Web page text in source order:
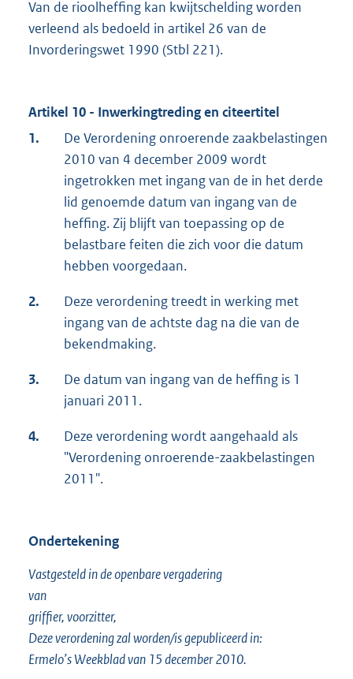
Van de rioolheffing kan kwijtschelding worden
verleend als bedoeld in artikel 26 van de
Invorderingswet 1990 (Stbl 221).
Artikel 10 - Inwerkingtreding en citeertitel
1.
De Verordening onroerende zaakbelastingen
2010 van 4 december 2009 wordt
ingetrokken met ingang van de in het derde
lid genoemde datum van ingang van de
heffing. Zij blijft van toepassing op de
belastbare feiten die zich voor die datum
hebben voorgedaan.
2.
Deze verordening treedt in werking met
ingang van de achtste dag na die van de
bekendmaking.
3.
De datum van ingang van de heffing is 1
januari 2011.
4.
Deze verordening wordt aangehaald als
"Verordening onroerende-zaakbelastingen
2011".
Ondertekening
Vastgesteld in de openbare vergadering
van
griffier, voorzitter,
Deze verordening zal worden/is gepubliceerd in:
Ermelo’s Weekblad van 15 december 2010.